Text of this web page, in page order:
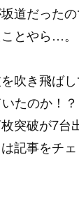
道だった
とやら…。
吹き飛ば
たのか！？
突破が7台
記事をチ